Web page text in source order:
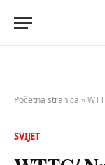
Početna stranica »
SVIJET